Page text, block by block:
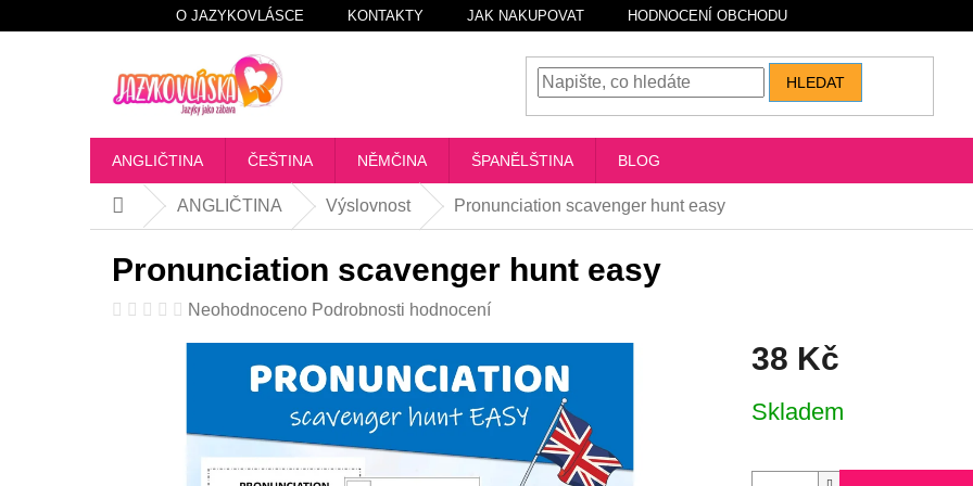
na
O JAZYKOVLÁSCE KONTAKTY JAK NAKUPOVAT HODNOCENÍ OBCHODU
HLEDAT
ANGLIČTINA ČEŠTINA NĚMČINA ŠPANĚLŠTINA BLOG
DomůANGLIČTINA Výslovnost Pronunciation scavenger hunt easy
Pronunciation scavenger hunt easy
Průměrné
produktu
Neohodnoceno Podrobnosti hodnocení
38 Kč
cena:
Skladem